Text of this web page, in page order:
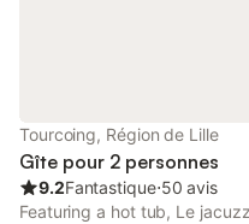
Tourcoing, Région de Lille
Gîte pour 2 personnes
9.2Fantastique⋅50 avis
Featuring a hot tub, Le